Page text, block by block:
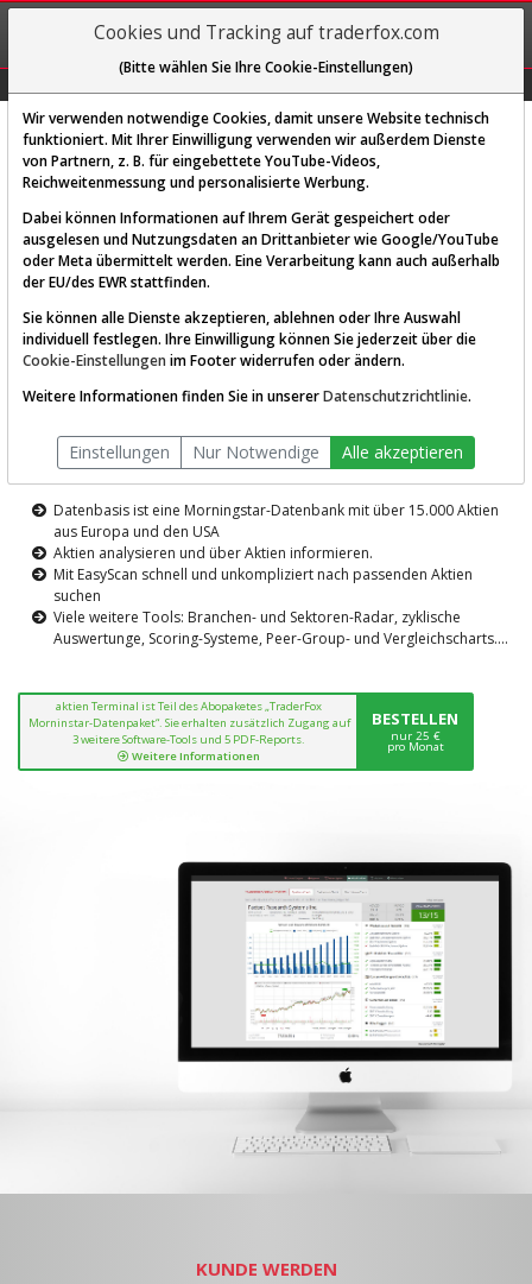
REGIS-
TRIEREN
Diese Funktion ist nur für
AKTIEN-TERMINAL
Die Aktienanalyse-Plattform von
TraderFox
Datenbasis ist eine Morningstar-Datenbank mit über 15.000 Aktien
aus Europa und den USA
Aktien analysieren und über Aktien informieren.
Mit EasyScan schnell und unkompliziert nach passenden Aktien
suchen
Viele weitere Tools: Branchen- und Sektoren-Radar, zyklische
Auswertunge, Scoring-Systeme, Peer-Group- und Vergleichscharts....
aktien Terminal ist Teil des Abopaketes „TraderFox
Morninstar-Datenpaket“. Sie erhalten zusätzlich Zugang auf
3 weitere Software-Tools und 5 PDF-Reports.
Weitere Informationen
BESTELLEN
nur 25 €
pro Monat
KUNDE WERDEN
Cookies und Tracking auf traderfox.com
(Bitte wählen Sie Ihre Cookie-Einstellungen)
Wir verwenden notwendige Cookies, damit unsere Website technisch
funktioniert. Mit Ihrer Einwilligung verwenden wir außerdem Dienste
von Partnern, z. B. für eingebettete YouTube-Videos,
Reichweitenmessung und personalisierte Werbung.
Dabei können Informationen auf Ihrem Gerät gespeichert oder
ausgelesen und Nutzungsdaten an Drittanbieter wie Google/YouTube
oder Meta übermittelt werden. Eine Verarbeitung kann auch außerhalb
der EU/des EWR stattfinden.
Sie können alle Dienste akzeptieren, ablehnen oder Ihre Auswahl
individuell festlegen. Ihre Einwilligung können Sie jederzeit über die
Cookie-Einstellungen im Footer widerrufen oder ändern.
Weitere Informationen finden Sie in unsererDatenschutzrichtlinie.
Einstellungen Nur Notwendige Alle akzeptieren